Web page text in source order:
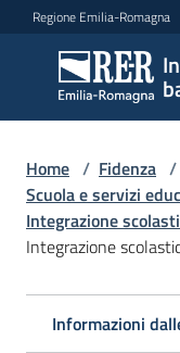
Vai al contenuto
Vai alla navigazione
Vai al footer
Regione Emilia-Romagna
e
bambini
Argomenti
Servizi
Home / Fidenza /
Scuola e servizi
Integrazione
Integrazione
Informazioni